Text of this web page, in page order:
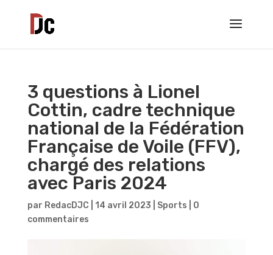
3 questions à Lionel
Cottin, cadre technique
national de la Fédération
Française de Voile (FFV),
chargé des relations
avec Paris 2024
par RedacDJC 14 avril 2023 Sports
0
commentaires